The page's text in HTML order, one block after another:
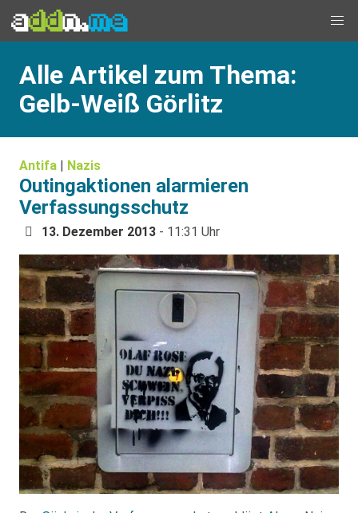
Alle Artikel zum Thema:
Gelb-Weiß Görlitz
Antifa | Nazis
Outingaktionen alarmieren
Verfassungsschutz
13. Dezember 2013 - 11:31 Uhr